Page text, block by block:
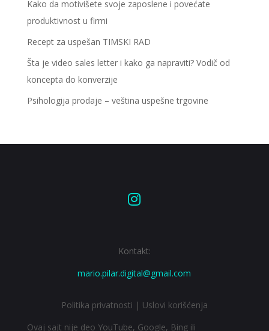
Kako da motivišete svoje zaposlene i povećate
produktivnost u firmi
Recept za uspešan TIMSKI RAD
Šta je video sales letter i kako ga napraviti? Vodič od
koncepta do konverzije
Psihologija prodaje – veština uspešne trgovine

Kontakt:
mario.pilar.digital@gmail.com
Politika privatnosti | Uslovi korišćenja
Ovaj sajt nije deo YouTube, Google, Bing ili